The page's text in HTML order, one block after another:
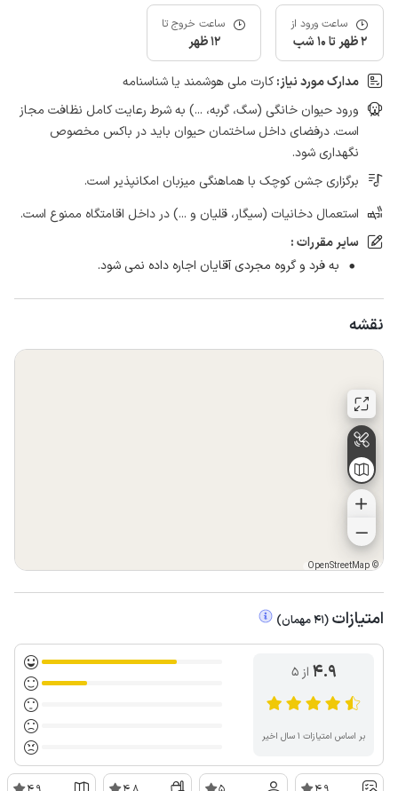
ساعت ورود از
2 ظهر تا 10 شب
ساعت خروج تا
12 ظهر
مدارک مورد نیاز:کارت ملی هوشمند یا شناسنامه
ورود حیوان خانگی (سگ، گربه، ...) به شرط رعایت کامل نظافت مجاز
است. درفضای داخل ساختمان حیوان باید در باکس مخصوص
نگهداری شود.
برگزاری جشن کوچک با هماهنگی میزبان امکانپذیر است.
استعمال دخانیات (سیگار، قلیان و ...) در داخل اقامتگاه ممنوع است.
سایر مقررات :
به فرد و گروه مجردی آقایان اجاره داده نمی شود.
نقشه
©
OpenStreetMap
امتیازات (
41مهمان)
4.9 از ۵
بر اساس امتیازات ۱ سال اخیر